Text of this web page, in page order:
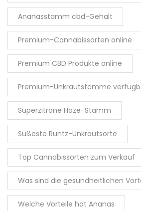
Ananasstamm cbd-Gehalt
Premium-Cannabissorten online
Premium CBD Produkte online
Premium-Unkrautstämme
Superzitrone Haze-Stamm
Süßeste Runtz-Unkrautsorte
Top Cannabissorten zum Verkauf
Was sind die gesundheitlichen
Welche Vorteile hat Ananas